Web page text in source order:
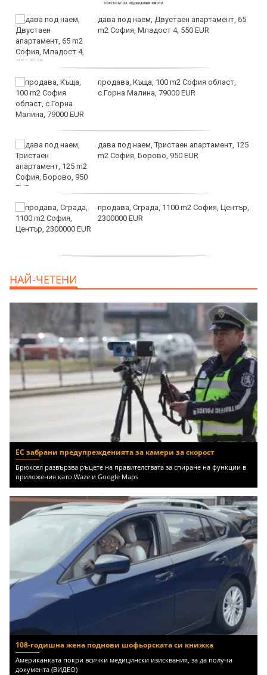
дава под наем, Двустаен апартамент, 65
m2 София, Младост 4, 550 EUR
продава, Къща, 100 m2 София област,
с.Горна Малина, 79000 EUR
дава под наем, Тристаен апартамент, 125
m2 София, Борово, 950 EUR
продава, Сграда, 1100 m2 София, Център,
2300000 EUR
НАЙ-ЧЕТЕНИ
ЕС забрани предупрежденията за камери за скорост
Брюксел развързва ръцете на правителствата за спиране на функции в
приложения като Waze и Google Maps
108-годишна жена поднови шофьорската си книжка
Американката покри всички медицински изисквания, за да получи
документа (ВИДЕО)